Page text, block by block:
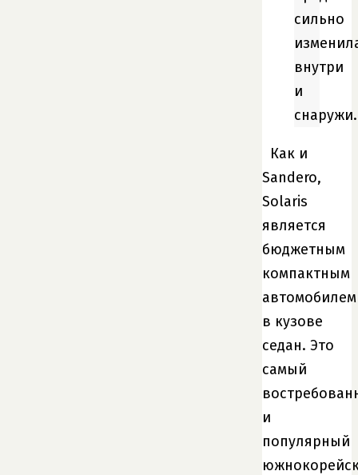
сильно
внутри
и
снаружи.
Как и
Sandero,
Solaris
является
бюджетным
компактным
автомобилем
в кузове
седан. Это
самый
и
популярный